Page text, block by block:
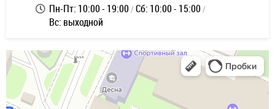
Пн-Пт: 10:00 - 19:00 Сб: 10:00 - 15:00
Вс: выходной